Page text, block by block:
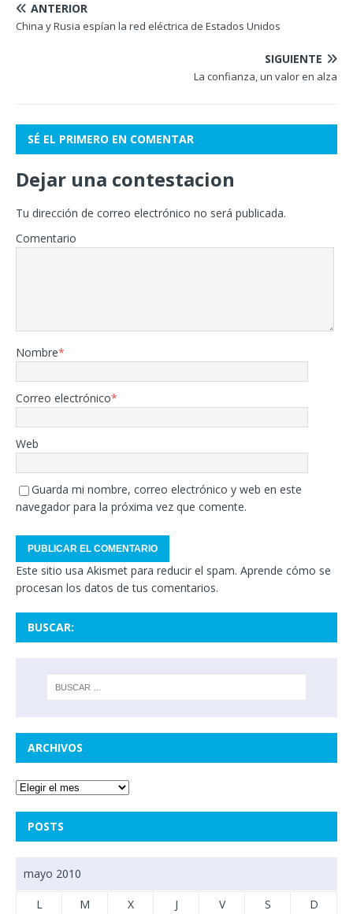
ANTERIOR
China y Rusia espían la red eléctrica de Estados Unidos
SIGUIENTE
La confianza, un valor en alza
SÉ EL PRIMERO EN COMENTAR
Dejar una contestacion
Tu dirección de correo electrónico no será publicada.
Comentario
Nombre*
Correo electrónico*
Web
Guarda mi nombre, correo electrónico y web en este
navegador para la próxima vez que comente.
Este sitio usa Akismet para reducir el spam. Aprende cómo se
procesan los datos de tus comentarios.
BUSCAR:
ARCHIVOS
POSTS
mayo 2010
L M X J V S
D